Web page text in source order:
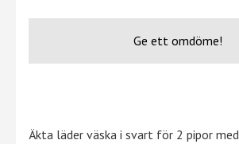
Ge ett omdöme!
Äkta läder väska i svart för 2 pipor